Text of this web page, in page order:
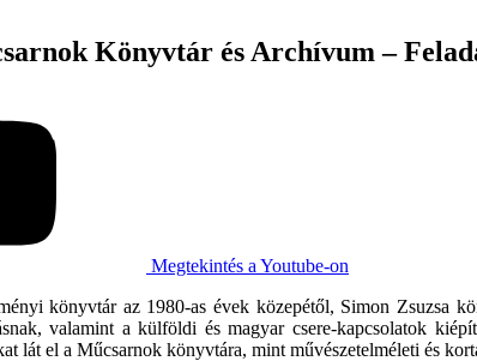
Könyvtár és Archívum –
Megtekintés a Youtube-on
könyvtár az 1980-as évek közepétől, Simon Zsuzsa
valamint a külföldi és magyar csere-kapcsolatok
lát el a Műcsarnok könyvtára, mint művészetelméleti és